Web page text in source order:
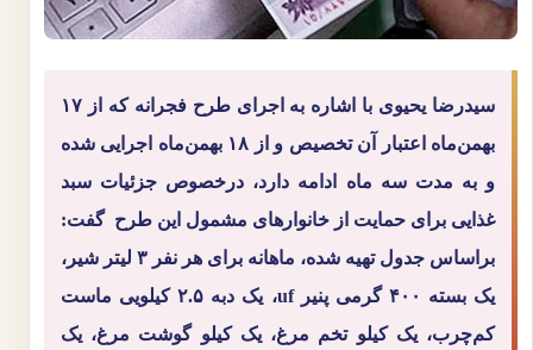
سیدرضا یحیوی با اشاره به اجرای طرح فجرانه که از ۱۷
بهمن‌ماه اعتبار آن تخصیص و از ۱۸ بهمن‌ماه اجرایی شده
و به مدت سه ماه ادامه دارد، درخصوص جزئیات سبد
غذایی برای حمایت از خانوارهای مشمول این طرح گفت:
براساس جدول تهیه شده، ماهانه برای هر نفر ۳ لیتر شیر،
یک بسته ۴۰۰ گرمی پنیر uf، یک دبه ۲.۵ کیلویی ماست
کم‌چرب، یک کیلو تخم مرغ، یک کیلو گوشت مرغ، یک